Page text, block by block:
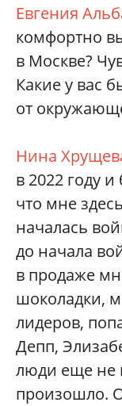
Евгения
комфортно
в Москве?
Какие у вас
от
Нина
в 2022 году
что мне
началась
до начала
в продаже
шоколадки,
лидеров,
Депп,
люди еще не
произошло.